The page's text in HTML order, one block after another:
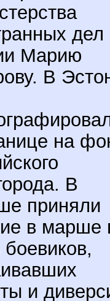
дел
Марию
В
на
В
приняли
в марше
боевиков,
и